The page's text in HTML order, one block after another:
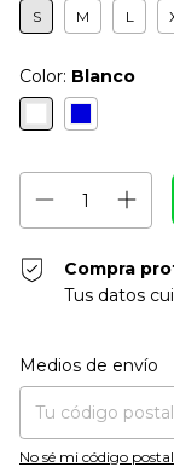
S M L
Color: Blanco
Compra
Tus datos
Entregas para el CP:
Medios de envío
No sé mi código postal